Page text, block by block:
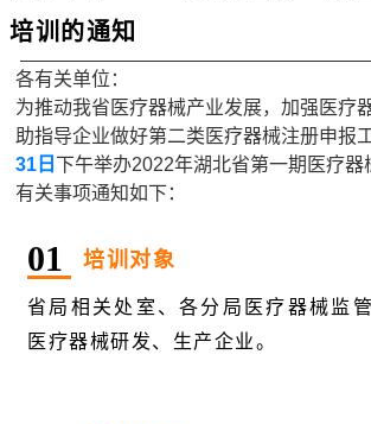
培训的通知
各有关单位：
为推动我省医疗器械产业发展，加强医疗
助指导企业做好第二类医疗器械注册申报
31日 下午举办2022年湖北省第一期医疗器
有关事项通知如下：
01 培训对象
省局相关处室、各分局医疗器械监
医疗器械研发、生产企业。